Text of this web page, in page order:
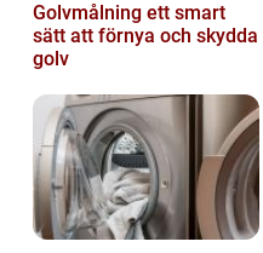
Golvmålning ett smart
sätt att förnya och skydda
golv